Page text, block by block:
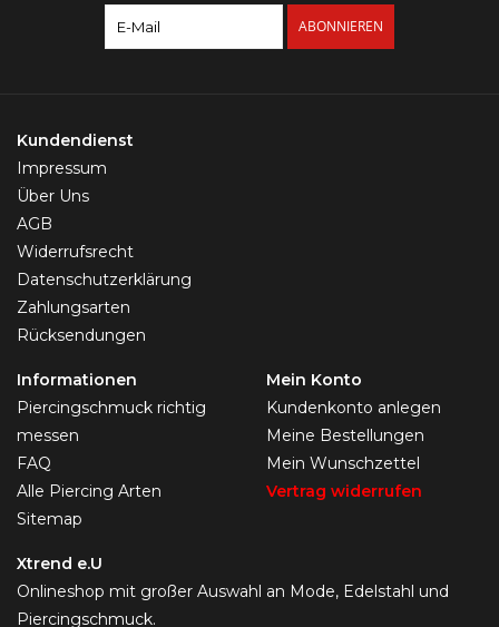
ABONNIEREN
Kundendienst
Impressum
Über Uns
AGB
Widerrufsrecht
Datenschutzerklärung
Zahlungsarten
Rücksendungen
Informationen
Piercingschmuck richtig
messen
FAQ
Alle Piercing Arten
Sitemap
Mein Konto
Kundenkonto anlegen
Meine Bestellungen
Mein Wunschzettel
Vertrag widerrufen
Xtrend e.U
Onlineshop mit großer Auswahl an Mode, Edelstahl und
Piercingschmuck.